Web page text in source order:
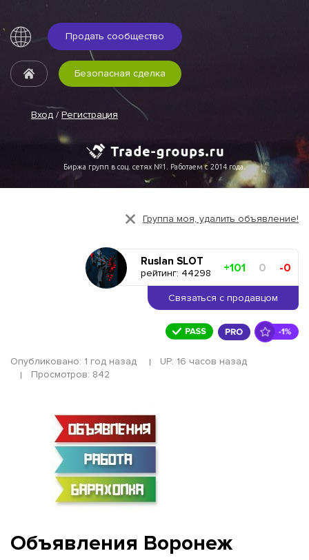
Продать сообщество
Вход / Регистрация
Безопасная сделка
Биржа групп в соц. сетях №1. Работаем с 2014 года.
Группа моя, удалить объявление!
Ruslan SLOT
рейтинг: 44298 +101 0 -0
Связаться с продавцом
Опубликовано: 1 год назад
UP: 16 часов назад
Просмотров: 842
Объявления Воронеж